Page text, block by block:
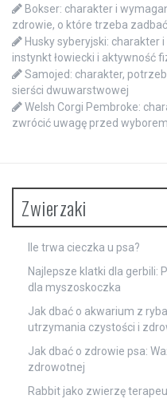
Bokser: charakter i
zdrowie, o które trzeba zadbać
Husky syberyjski: charakter
instynkt łowiecki i aktywność
Samojed: charakter,
sierści dwuwarstwowej
Welsh Corgi Pembroke:
zwrócić uwagę przed
Zwierzaki
Ile trwa cieczka u psa?
Najlepsze klatki dla gerbili:
dla myszoskoczka
Jak dbać o akwarium z
utrzymania czystości i
Jak dbać o zdrowie psa:
zdrowotnej
Rabbit jako zwierzę